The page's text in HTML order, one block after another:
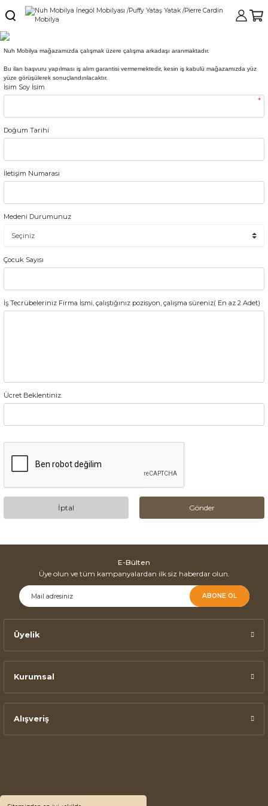
Nuh Mobilya mağazamızda çalışmak üzere çalışma arkadaşı aranmaktadır.
Bu ilan başvuru yapılması iş alım garantisi vermemektedir, kesin iş kabulü mağazamızda yüz
yüze görüşülerek sonuçlandırılacaktır.
İsim Soy İsim
*
Doğum Tarihi
İletişim Numarası
Medeni Durumunuz
Çocuk Sayısı
İş Tecrübeleriniz Firma İsmi, çalıştığınız pozisyon, çalışma süreniz( En az 2 Adet)
Ücret Beklentiniz.
İptal Gönder
E-Bülten
Üye olun ve tüm kampanyalardan ilk siz haberdar olun.
ABONE OL
Üyelik
Kurumsal
Alışveriş